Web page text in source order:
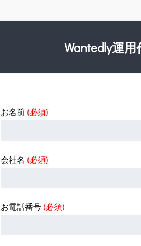
Wantedly運
お名前 (必須)
会社名 (必須)
お電話番号 (必須)